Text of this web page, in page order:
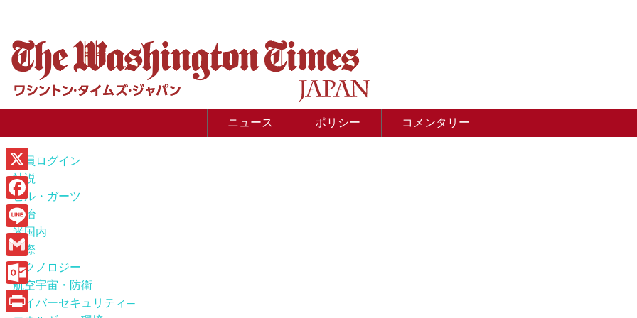
ニュース ポリシー コメンタリー
会員ログイン
社説
ビル・ガーツ
政治
米国内
国際
テクノロジー
航空宇宙・防衛
サイバーセキュリティ―
X
F
a
c
e
b
L
i
n
e
G
m
a
O